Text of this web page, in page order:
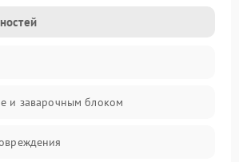
и заварочным блоком